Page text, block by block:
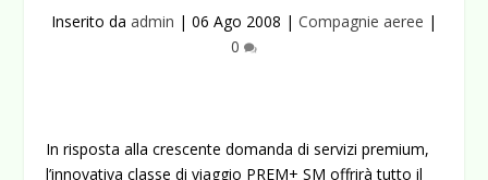
Inserito da admin | 06 Ago 2008 | Compagnie aeree |
0
In risposta alla crescente domanda di servizi premium,
l’innovativa classe di viaggio PREM+ SM offrirà tutto il